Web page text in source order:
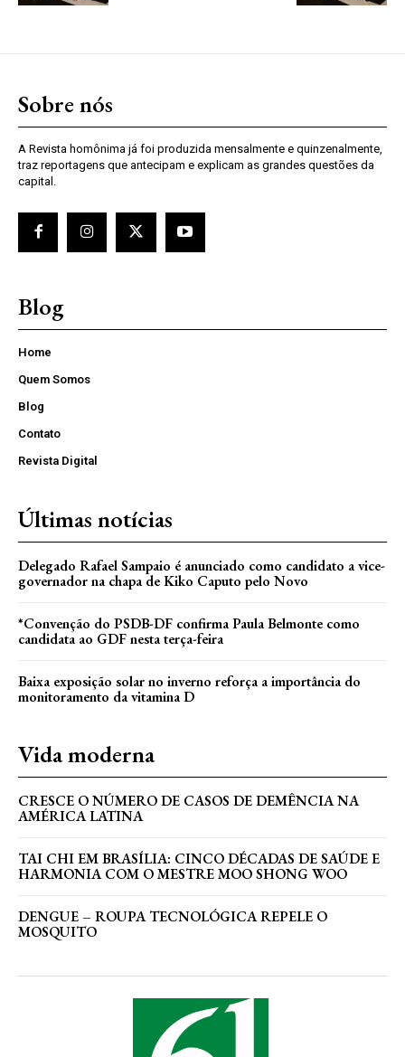
Sobre nós
A Revista homônima já foi produzida mensalmente e quinzenalmente,
traz reportagens que antecipam e explicam as grandes questões da
capital.
Blog
Home
Quem Somos
Blog
Contato
Revista Digital
Últimas notícias
Delegado Rafael Sampaio é anunciado como candidato a vice-
governador na chapa de Kiko Caputo pelo Novo
*Convenção do PSDB-DF confirma Paula Belmonte como
candidata ao GDF nesta terça-feira
Baixa exposição solar no inverno reforça a importância do
monitoramento da vitamina D
Vida moderna
CRESCE O NÚMERO DE CASOS DE DEMÊNCIA NA
AMÉRICA LATINA
TAI CHI EM BRASÍLIA: CINCO DÉCADAS DE SAÚDE E
HARMONIA COM O MESTRE MOO SHONG WOO
DENGUE – ROUPA TECNOLÓGICA REPELE O
MOSQUITO